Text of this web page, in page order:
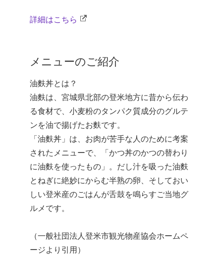
詳細はこちら
メニューのご紹介
油麩丼とは？
油麩は、宮城県北部の登米地方に昔から伝わ
る食材で、小麦粉のタンパク質成分のグルテ
ンを油で揚げたお麩です。
「油麩丼」は、お肉が苦手な人のために考案
されたメニューで、「かつ丼のかつの替わり
に油麩を使ったもの」。だし汁を吸った油麩
とねぎに絶妙にからむ半熟の卵、そしておい
しい登米産のごはんが舌鼓を鳴らすご当地グ
ルメです。
（一般社団法人登米市観光物産協会ホームペ
ージより引用）